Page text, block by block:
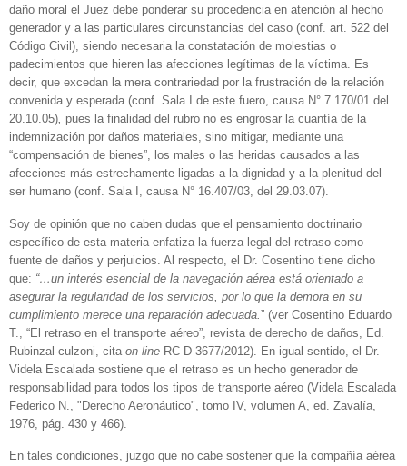
daño moral el Juez debe ponderar su procedencia en atención al hecho
generador y a las particulares circunstancias del caso (conf. art. 522 del
Código Civil), siendo necesaria la constatación de molestias o
padecimientos que hieren las afecciones legítimas de la víctima. Es
decir, que excedan la mera contrariedad por la frustración de la relación
convenida y esperada (conf. Sala I de este fuero, causa N° 7.170/01 del
20.10.05) pues la finalidad del rubro no es engrosar la cuantía de la
indemnización por daños materiales, sino mitigar, mediante una
“compensación de bienes”, los males o las heridas causados a las
afecciones más estrechamente ligadas a la dignidad y a la plenitud del
ser humano (conf. Sala I, causa N° 16.407/03, del 29.03.07).
Soy de opinión que no caben dudas que el pensamiento doctrinario
específico de esta materia enfatiza la fuerza legal del retraso como
fuente de daños y perjuicios. Al respecto, el Dr. Cosentino tiene dicho
que: “…un interés esencial de la navegación aérea está orientado a
asegurar la regularidad de los servicios, por lo que la demora en su
cumplimiento merece una reparación adecuada. ” (ver Cosentino Eduardo
T., “El retraso en el transporte aéreo”, revista de derecho de daños, Ed.
Rubinzal-culzoni, cita on line RC D 3677/2012). En igual sentido, el Dr.
Videla Escalada sostiene que el retraso es un hecho generador de
responsabilidad para todos los tipos de transporte aéreo (Videla Escalada
Federico N., "Derecho Aeronáutico", tomo IV, volumen A, ed. Zavalía,
1976, pág. 430 y 466).
En tales condiciones, juzgo que no cabe sostener que la compañía aérea